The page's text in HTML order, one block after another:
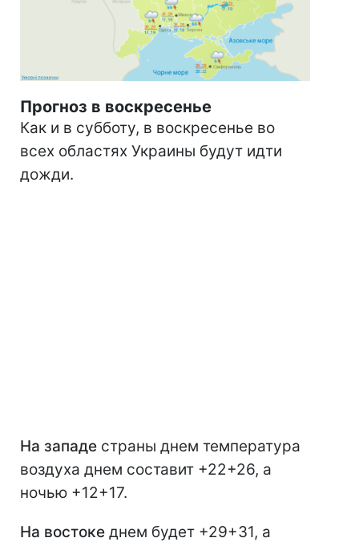
Прогноз в воскресенье
Как и в субботу, в воскресенье во
всех областях Украины будут идти
дожди.
На западе страны днем температура
воздуха днем составит +22+26, а
ночью +12+17.
На востоке днем будет +29+31, а